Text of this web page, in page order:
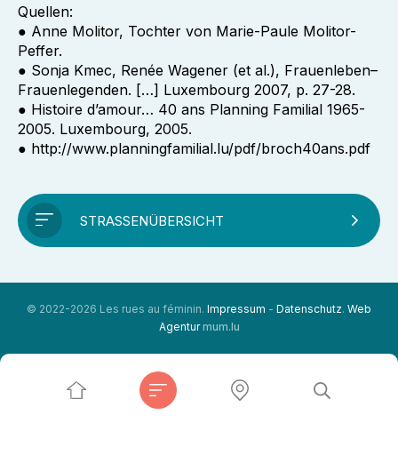
Quellen:
● Anne Molitor, Tochter von Marie-Paule Molitor-
Peffer.
● Sonja Kmec, Renée Wagener (et al.), Frauenleben–
Frauenlegenden. […] Luxembourg 2007, p. 27-28.
● Histoire d’amour… 40 ans Planning Familial 1965-
2005. Luxembourg, 2005.
● http://www.planningfamilial.lu/pdf/broch40ans.pdf
STRASSENÜBERSICHT
© 2022-2026 Les rues au féminin. Impressum - Datenschutz. Web
Agentur mum.lu